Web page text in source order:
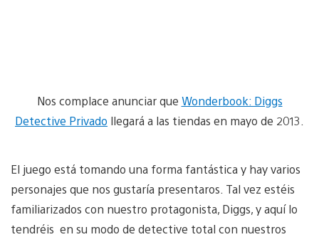
Nos complace anunciar que Wonderbook: Diggs
Detective Privado llegará a las tiendas en mayo de 2013.
El juego está tomando una forma fantástica y hay varios
personajes que nos gustaría presentaros. Tal vez estéis
familiarizados con nuestro protagonista, Diggs, y aquí lo
tendréis en su modo de detective total con nuestros